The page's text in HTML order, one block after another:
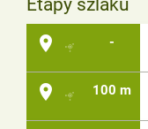
place -
place 100 m